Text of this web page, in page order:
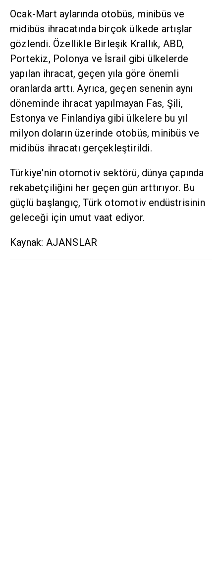
Ocak-Mart aylarında otobüs, minibüs ve
midibüs ihracatında birçok ülkede artışlar
gözlendi. Özellikle Birleşik Krallık, ABD,
Portekiz, Polonya ve İsrail gibi ülkelerde
yapılan ihracat, geçen yıla göre önemli
oranlarda arttı. Ayrıca, geçen senenin aynı
döneminde ihracat yapılmayan Fas, Şili,
Estonya ve Finlandiya gibi ülkelere bu yıl
milyon doların üzerinde otobüs, minibüs ve
midibüs ihracatı gerçekleştirildi.
Türkiye'nin otomotiv sektörü, dünya çapında
rekabetçiliğini her geçen gün arttırıyor. Bu
güçlü başlangıç, Türk otomotiv endüstrisinin
geleceği için umut vaat ediyor.
Kaynak: AJANSLAR